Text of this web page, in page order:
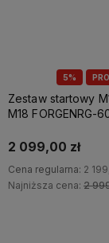
5%
Zestaw startowy
M18 FORGENRG-
2 099,00 zł
Cena regularna: 2
Najniższa cena: 2